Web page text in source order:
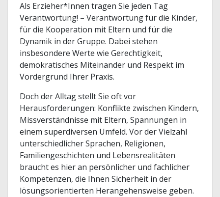
Als Erzieher*Innen tragen Sie jeden Tag
Verantwortung! – Verantwortung für die Kinder,
für die Kooperation mit Eltern und für die
Dynamik in der Gruppe. Dabei stehen
insbesondere Werte wie Gerechtigkeit,
demokratisches Miteinander und Respekt im
Vordergrund Ihrer Praxis.
Doch der Alltag stellt Sie oft vor
Herausforderungen: Konflikte zwischen Kindern,
Missverständnisse mit Eltern, Spannungen in
einem superdiversen Umfeld. Vor der Vielzahl
unterschiedlicher Sprachen, Religionen,
Familiengeschichten und Lebensrealitäten
braucht es hier an persönlicher und fachlicher
Kompetenzen, die Ihnen Sicherheit in der
lösungsorientierten Herangehensweise geben.